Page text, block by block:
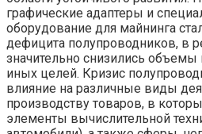
графические адаптеры и
оборудование для майнинга
дефицита полупроводников, в
значительно снизились объемы
иных целей. Кризис
влияние на различные виды
производству товаров, в
элементы вычислительной